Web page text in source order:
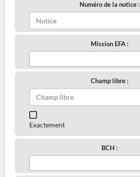
Numéro de la notice :
Mission EFA :
Champ libre :
Exactement
BCH :